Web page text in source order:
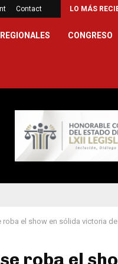
Contact LO MÁS
formalizan alianza…
REGIONALES CONGRESO
roba el show en sólida victoria